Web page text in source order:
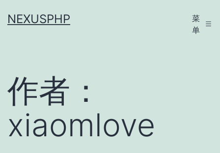
至NEXUSPHP
菜
单
作者：
xiaomlove